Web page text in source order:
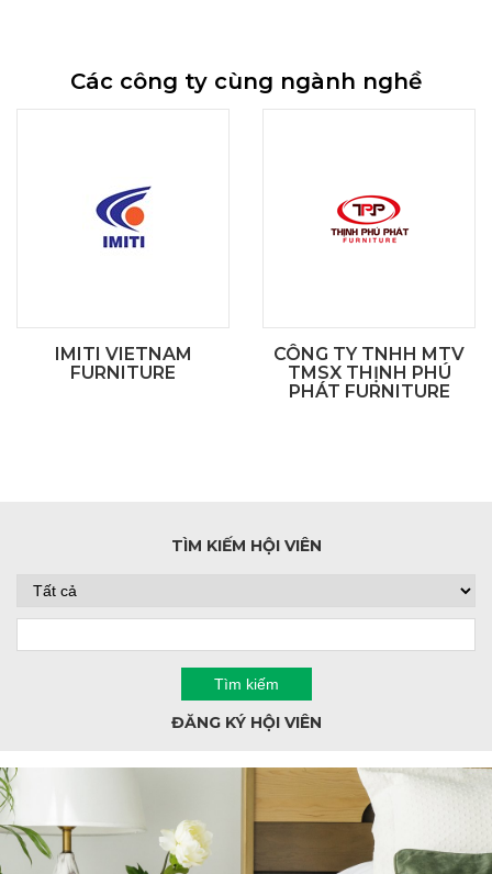
Các công ty cùng ngành nghề
IMITI VIETNAM
FURNITURE
CÔNG TY TNHH MTV
TMSX THỊNH PHÚ
PHÁT FURNITURE
TÌM KIẾM HỘI VIÊN
ĐĂNG KÝ HỘI VIÊN